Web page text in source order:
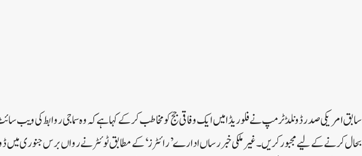
سابق امریکی صدر ڈونلڈ ٹرمپ نے فلوریڈا میں ایک وفاقی جج کو مخاطب کرکے کہا ہے کہ وہ سماجی روابط کی ویب سائٹ
بحال کرنے کے لیے مجبور کریں۔غیرملکی خبررساں ادارے ’رائٹرز‘ کے مطابق ٹوئٹر نے رواں برس جنوری میں